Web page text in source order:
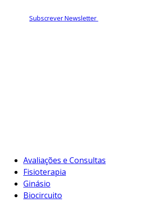
Subscrever Newsletter
Avaliações e Consultas
Fisioterapia
Ginásio
Biocircuito